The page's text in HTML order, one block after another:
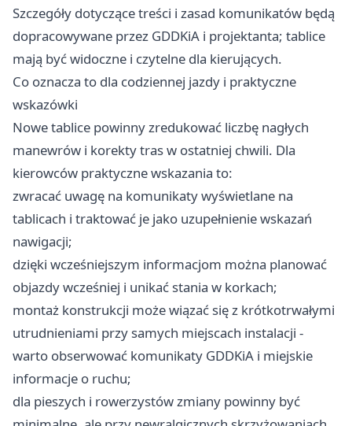
Szczegóły dotyczące treści i zasad komunikatów będą
dopracowywane przez GDDKiA i projektanta; tablice
mają być widoczne i czytelne dla kierujących.
Co oznacza to dla codziennej jazdy i praktyczne
wskazówki
Nowe tablice powinny zredukować liczbę nagłych
manewrów i korekty tras w ostatniej chwili. Dla
kierowców praktyczne wskazania to:
zwracać uwagę na komunikaty wyświetlane na
tablicach i traktować je jako uzupełnienie wskazań
nawigacji;
dzięki wcześniejszym informacjom można planować
objazdy wcześniej i unikać stania w korkach;
montaż konstrukcji może wiązać się z krótkotrwałymi
utrudnieniami przy samych miejscach instalacji -
warto obserwować komunikaty GDDKiA i miejskie
informacje o ruchu;
dla pieszych i rowerzystów zmiany powinny być